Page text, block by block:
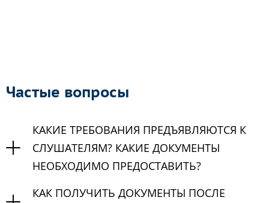
Частые вопросы
КАКИЕ ТРЕБОВАНИЯ ПРЕДЪЯВЛЯЮТСЯ К
СЛУШАТЕЛЯМ? КАКИЕ ДОКУМЕНТЫ
НЕОБХОДИМО ПРЕДОСТАВИТЬ?
КАК ПОЛУЧИТЬ ДОКУМЕНТЫ ПОСЛЕ